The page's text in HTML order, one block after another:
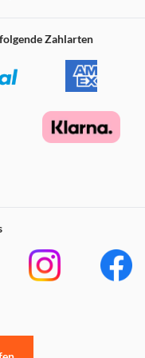
ständig auf dein
Ausdauer und
FE präsentieren
Galaxy Buds3-
im Büro oder in
Zahlarten